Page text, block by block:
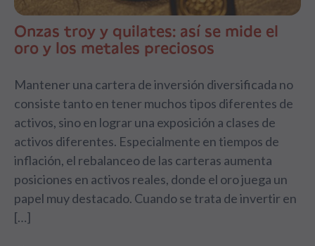
Onzas troy y quilates: así se mide el
oro y los metales preciosos
Mantener una cartera de inversión diversificada no
consiste tanto en tener muchos tipos diferentes de
activos, sino en lograr una exposición a clases de
activos diferentes. Especialmente en tiempos de
inflación, el rebalanceo de las carteras aumenta
posiciones en activos reales, donde el oro juega un
papel muy destacado. Cuando se trata de invertir en
[…]